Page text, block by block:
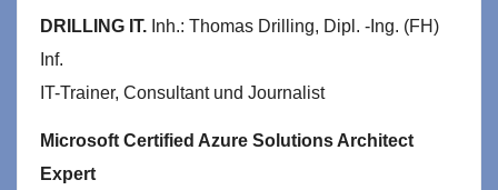
DRILLING IT. Inh.: Thomas Drilling, Dipl. -Ing. (FH)
Inf.
IT-Trainer, Consultant und Journalist
Microsoft Certified Azure Solutions Architect
Expert